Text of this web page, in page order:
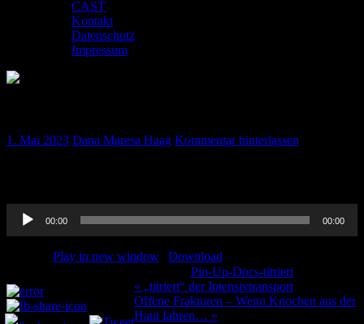
CAST
Kontakt
Datenschutz
Impressum
1. Mai 2023 Dana Maresa Haag Kommentar hinterlassen
Audio-
Player
00:00 00:00
Play in new window
Download
Pin-Up-Docs-titriert
Beitragsnavigation« „titriert“ der Intensivtransport
Offene Frakturen – Wenn Knochen aus der
Haut fahren… »